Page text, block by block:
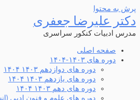
پرش به محتوا
دکتر علیرضا جعفری
مدرس ادبیات کنکور سراسری
صفحه اصلی
دوره های ۱۴۰۳-۱۴۰۴
دوره های دوازدهم ۱۴۰۳ ۱۴۰۴
دوره های یازدهم ۱۴۰۳ ۱۴۰۴
دوره های دهم ۱۴۰۳ ۱۴۰۴
دوره های علوم و فنون ادبی (انسانی)